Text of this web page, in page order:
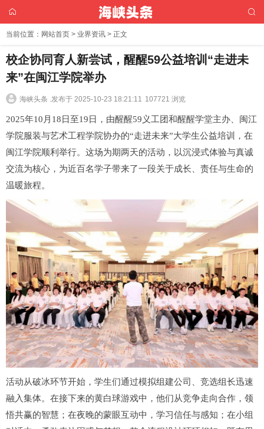
当前位置： 网站首页 > 业界资讯 > 正文
校企协同育人新尝试，醒醒59公益培训“走进未
来”在闽江学院举办
海峡头条 .发布于 2025-10-23 18:21:11 107721 浏览
2025年10月18日至19日，由醒醒59义工团和醒醒学堂主办、闽江
学院服装与艺术工程学院协办的“走进未来”大学生公益培训，在
闽江学院顺利举行。这场为期两天的活动，以沉浸式体验与真诚
交流为核心，为近百名学子带来了一段关于成长、责任与生命的
温暖旅程。
活动从破冰环节开始，学生们通过模拟组建公司、竞选组长迅速
融入集体。在接下来的黄白球游戏中，他们从竞争走向合作，领
悟共赢的智慧；在夜晚的蒙眼互动中，学习信任与感知；在小组